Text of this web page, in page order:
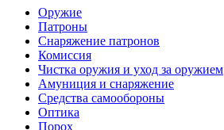
Оружие
Патроны
Снаряжение патронов
Комиссия
Чистка оружия и уход за оружием
Амуниция и снаряжение
Средства самообороны
Оптика
Порох